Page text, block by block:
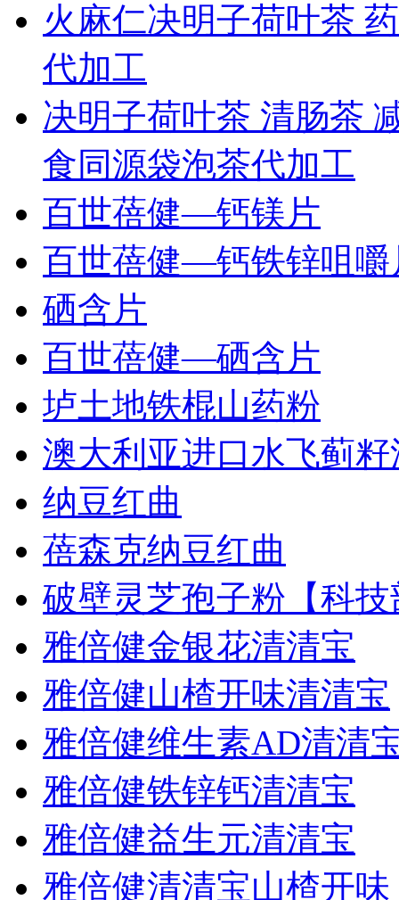
火麻仁决明子荷叶茶
代加工
决明子荷叶茶 清肠茶
食同源袋泡茶代加工
百世蓓健—钙镁片
百世蓓健—钙铁锌咀嚼
硒含片
百世蓓健—硒含片
垆土地铁棍山药粉
澳大利亚进口水飞蓟
纳豆红曲
蓓森克纳豆红曲
破壁灵芝孢子粉【科
雅倍健金银花清清宝
雅倍健山楂开味清清宝
雅倍健维生素AD清清
雅倍健铁锌钙清清宝
雅倍健益生元清清宝
雅倍健清清宝山楂开味